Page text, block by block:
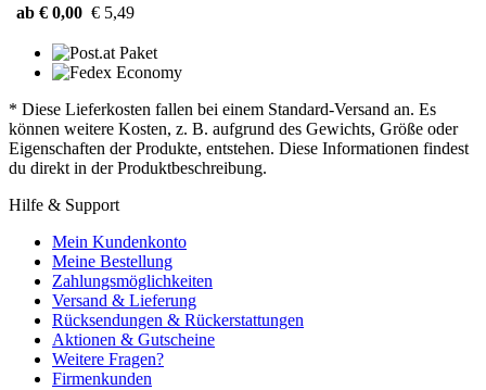
ab € 0,00 € 5,49
* Diese Lieferkosten fallen bei einem Standard-Versand an. Es
können weitere Kosten, z. B. aufgrund des Gewichts, Größe oder
Eigenschaften der Produkte, entstehen. Diese Informationen findest
du direkt in der Produktbeschreibung.
Hilfe & Support
Mein Kundenkonto
Meine Bestellung
Zahlungsmöglichkeiten
Versand & Lieferung
Rücksendungen & Rückerstattungen
Aktionen & Gutscheine
Weitere Fragen?
Firmenkunden